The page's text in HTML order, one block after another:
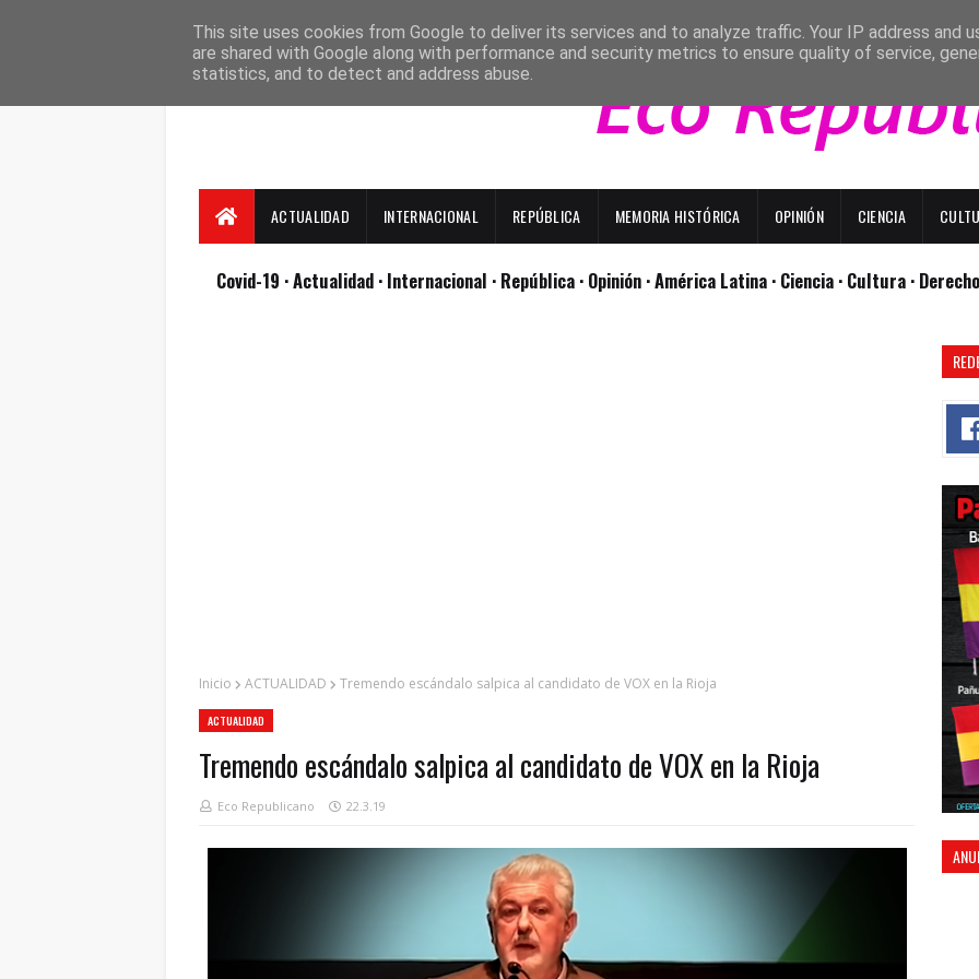
ACTUALIDAD INTERNACIONAL REPÚBLICA MEMORIA HISTÓRICA OPINIÓN CIENCIA
Covid-19 · Actualidad · Internacional · República · Opinión · América Latina · Ciencia · Cultura ·
Inicio ACTUALIDAD Tremendo escándalo salpica al candidato de VOX en la Rioja
ACTUALIDAD
Tremendo escándalo salpica al candidato de VOX en la Rioja
Eco Republicano 22.3.19
This site uses cookies from Google to deliver its services and to analyze traffic. Your IP address and
are shared with Google along with performance and security metrics to ensure quality of service,
statistics, and to detect and address abuse.